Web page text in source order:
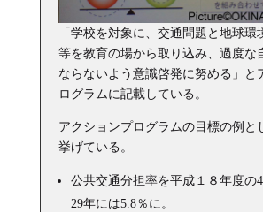
「学校を対象に、交通問題と地球環
等を教育の場から取り込み、過度な
ならないよう意識啓発に努める」と
ログラムに記載している。
アクションプログラムの目標の例と
挙げている。
公共交通分担率を平成１８年度の
29年には5.8％に。